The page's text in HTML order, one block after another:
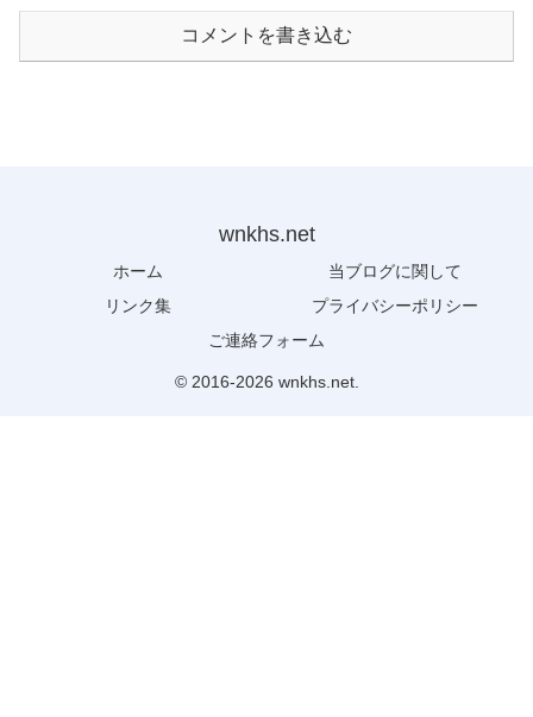
コメントを書き込む
wnkhs.net
ホーム
当ブログに関して
リンク集
プライバシーポリシー
ご連絡フォーム
© 2016-2026 wnkhs.net.